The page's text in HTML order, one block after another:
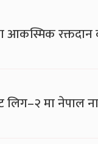
आकस्मिक
लिग–२ मा नेपाल